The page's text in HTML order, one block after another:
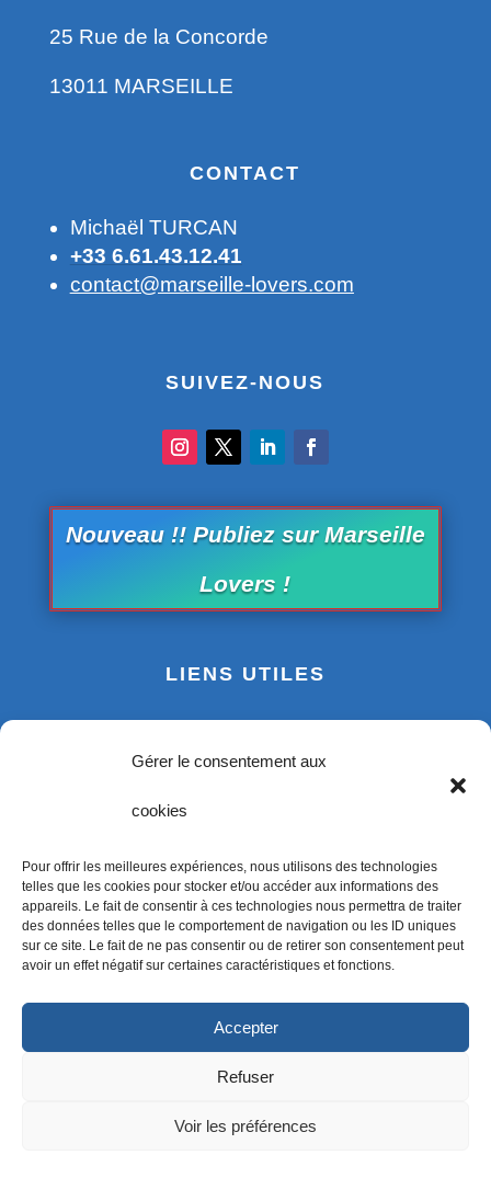
Gérer le consentement aux
cookies
Pour offrir les meilleures expériences, nous utilisons des technologies
telles que les cookies pour stocker et/ou accéder aux informations des
appareils. Le fait de consentir à ces technologies nous permettra de traiter
des données telles que le comportement de navigation ou les ID uniques
sur ce site. Le fait de ne pas consentir ou de retirer son consentement peut
avoir un effet négatif sur certaines caractéristiques et fonctions.
Accepter
Refuser
Voir les préférences
25 Rue de la Concorde
13011 MARSEILLE
CONTACT
Michaël TURCAN
+33 6.61.43.12.41
contact@marseille-lovers.com
SUIVEZ-NOUS
Nouveau !! Publiez sur Marseille
Lovers !
LIENS UTILES
Office de Tourisme
AMP Métropole
PACA Tourisme
Prepa Sports
Ophtalmologue Marseille
Nettoyage Marseille
Marseille Lovers est une marque de
l’agence Monsieur SEO– Copyright ©